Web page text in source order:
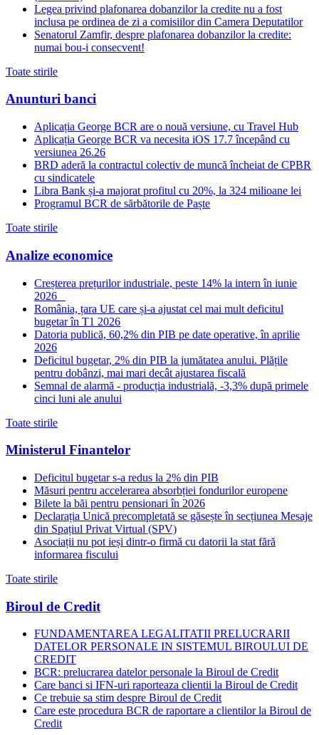
Legea privind plafonarea dobanzilor la credite nu a fost
inclusa pe ordinea de zi a comisiilor din Camera Deputatilor
Senatorul Zamfir, despre plafonarea dobanzilor la credite:
numai bou-i consecvent!
Toate stirile
Anunturi banci
Aplicația George BCR are o nouă versiune, cu Travel Hub
Aplicația George BCR va necesita iOS 17.7 începând cu
versiunea 26.26
BRD aderă la contractul colectiv de muncă încheiat de CPBR
cu sindicatele
Libra Bank și-a majorat profitul cu 20%, la 324 milioane lei
Programul BCR de sărbătorile de Paște
Toate stirile
Analize economice
Creșterea prețurilor industriale, peste 14% la intern în iunie
2026
România, țara UE care și-a ajustat cel mai mult deficitul
bugetar în T1 2026
Datoria publică, 60,2% din PIB pe date operative, în aprilie
2026
Deficitul bugetar, 2% din PIB la jumătatea anului. Plățile
pentru dobânzi, mai mari decât ajustarea fiscală
Semnal de alarmă - producția industrială, -3,3% după primele
cinci luni ale anului
Toate stirile
Ministerul Finantelor
Deficitul bugetar s-a redus la 2% din PIB
Măsuri pentru accelerarea absorbției fondurilor europene
Bilete la băi pentru pensionari în 2026
Declarația Unică precompletată se găsește în secțiunea Mesaje
din Spațiul Privat Virtual (SPV)
Asociații nu pot ieși dintr-o firmă cu datorii la stat fără
informarea fiscului
Toate stirile
Biroul de Credit
FUNDAMENTAREA LEGALITATII PRELUCRARII
DATELOR PERSONALE IN SISTEMUL BIROULUI DE
CREDIT
BCR: prelucrarea datelor personale la Biroul de Credit
Care banci si IFN-uri raporteaza clientii la Biroul de Credit
Ce trebuie sa stim despre Biroul de Credit
Care este procedura BCR de raportare a clientilor la Biroul de
Credit